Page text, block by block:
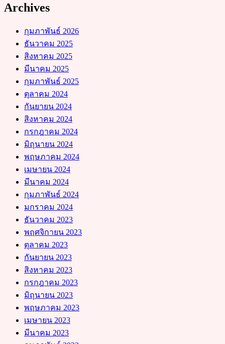
Archives
กุมภาพันธ์ 2026
ธันวาคม 2025
สิงหาคม 2025
มีนาคม 2025
กุมภาพันธ์ 2025
ตุลาคม 2024
กันยายน 2024
สิงหาคม 2024
กรกฎาคม 2024
มิถุนายน 2024
พฤษภาคม 2024
เมษายน 2024
มีนาคม 2024
กุมภาพันธ์ 2024
มกราคม 2024
ธันวาคม 2023
พฤศจิกายน 2023
ตุลาคม 2023
กันยายน 2023
สิงหาคม 2023
กรกฎาคม 2023
มิถุนายน 2023
พฤษภาคม 2023
เมษายน 2023
มีนาคม 2023